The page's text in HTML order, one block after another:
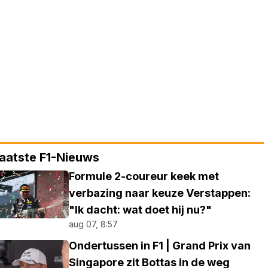
F1-Nieuws
Formule 2-coureur keek met
verbazing naar keuze Verstappen:
"Ik dacht: wat doet hij nu?"
aug 07, 8:57
Ondertussen in F1 | Grand Prix van
Singapore zit Bottas in de weg